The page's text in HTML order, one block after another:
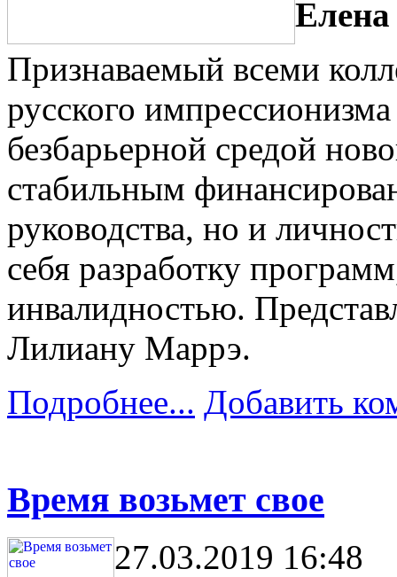
Признаваемый всеми
русского
безбарьерной средой
стабильным
руководства, но и
себя разработку
инвалидностью.
Лилиану Маррэ.
Подробнее... Добавить
Время возьмет свое
27.03.2019 16:48